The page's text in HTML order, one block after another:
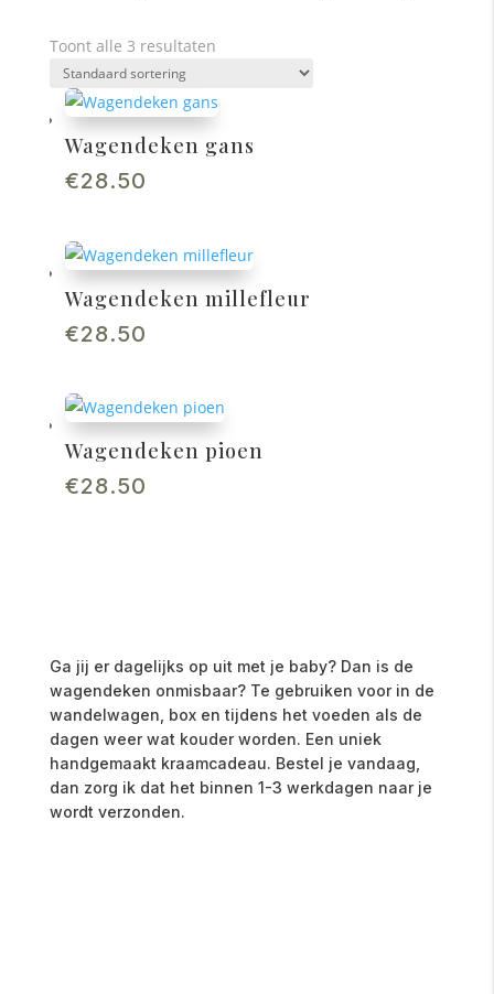
Toont alle 3 resultaten
Wagendeken gans
€28.50
Wagendeken millefleur
€28.50
Wagendeken pioen
€28.50
Ga jij er dagelijks op uit met je baby? Dan is de
wagendeken onmisbaar? Te gebruiken voor in de
wandelwagen, box en tijdens het voeden als de
dagen weer wat kouder worden. Een uniek
handgemaakt kraamcadeau. Bestel je vandaag,
dan zorg ik dat het binnen 1-3 werkdagen naar je
wordt verzonden.